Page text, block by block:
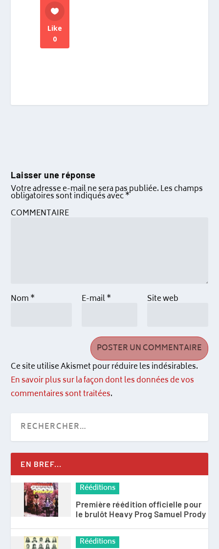
Like
0
Laisser une réponse
Votre adresse e-mail ne sera pas publiée.Les champs
obligatoires sont indiqués avec*
COMMENTAIRE
Nom* E-mail* Site web
Ce site utilise Akismet pour réduire les indésirables.
En savoir plus sur la façon dont les données de vos
commentaires sont traitées.
EN BREF...
Rééditions
Première réédition officielle pour
le brulôt Heavy Prog Samuel Prody
Rééditions